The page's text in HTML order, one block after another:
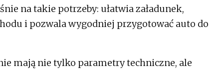
na takie potrzeby: ułatwia załadunek,
i pozwala wygodniej przygotować auto do
mają nie tylko parametry techniczne, ale